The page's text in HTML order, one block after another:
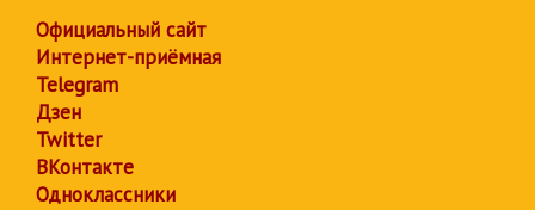
Официальный сайт
Интернет-приёмная
Telegram
Дзен
Twitter
ВКонтакте
Одноклассники